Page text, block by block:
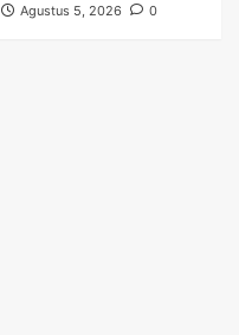
Agustus 5, 2026
0